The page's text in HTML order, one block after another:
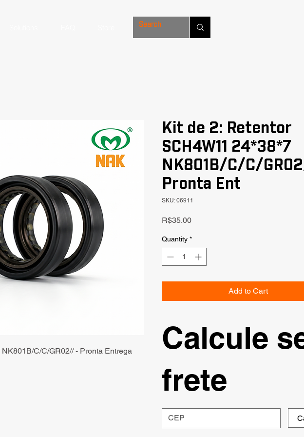
C/C/GR02// - Pronta Entrega
Kit de 2: Retentor
SCH4W11 24*38*7
NK801B/C/C/
Pronta Ent
SKU: 06911
R$35.00Price
Quantity *
Add to Cart
Calcule
frete